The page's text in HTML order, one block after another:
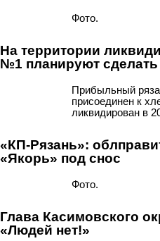
Фото.
На территории
№1 планируют
Прибыльный
присоединен к
ликвидирован в
«КП-Рязань»:
«Якорь» под снос
Фото.
Глава Касимовского
«Людей нет!»